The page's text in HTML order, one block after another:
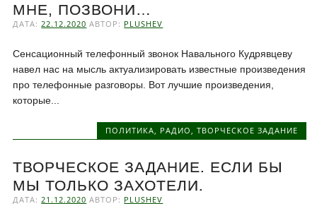
МНЕ, ПОЗВОНИ…
ДАТА: 22.12.2020 АВТОР: PLUSHEV
Сенсационный телефонный звонок Навального Кудрявцеву
навел нас на мысль актуализировать известные произведения
про телефонные разговоры. Вот лучшие произведения,
которые...
ПОЛИТИКА РАДИО ТВОРЧЕСКОЕ ЗАДАНИЕ
ТВОРЧЕСКОЕ ЗАДАНИЕ. ЕСЛИ БЫ
МЫ ТОЛЬКО ЗАХОТЕЛИ.
ДАТА:21.12.2020 АВТОР: PLUSHEV